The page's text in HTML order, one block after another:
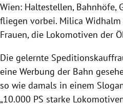
Wien: Haltestellen, Bahnhöfe,
fliegen vorbei. Milica
Frauen, die Lokomotiven der
Die gelernte
eine Werbung der Bahn
so wie damals in einem
„10.000 PS starke